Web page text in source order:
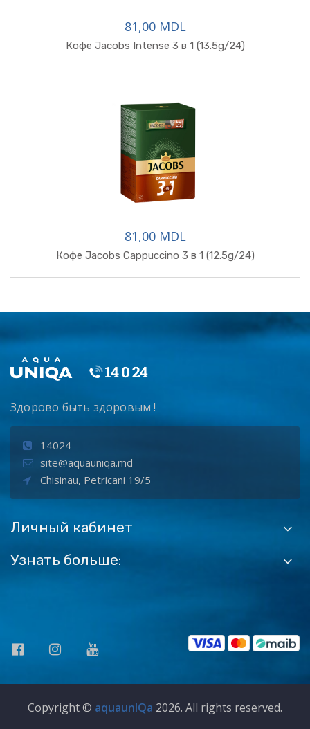
81,00 MDL
Кофе Jacobs Intense 3 в 1 (13.5g/24)
81,00 MDL
Кофе Jacobs Cappuccino 3 в 1 (12.5g/24)
Здорово быть здоровым !
14024
site@aquauniqa.md
Chisinau, Petricani 19/5
Личный кабинет
Узнать больше:
Copyright © aquaunIQa 2026. All rights reserved.